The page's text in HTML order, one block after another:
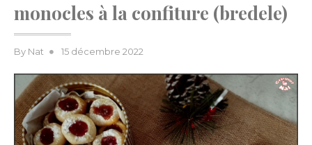
monocles à la confiture (bredele)
By Nat
Posted
15 décembre 2022